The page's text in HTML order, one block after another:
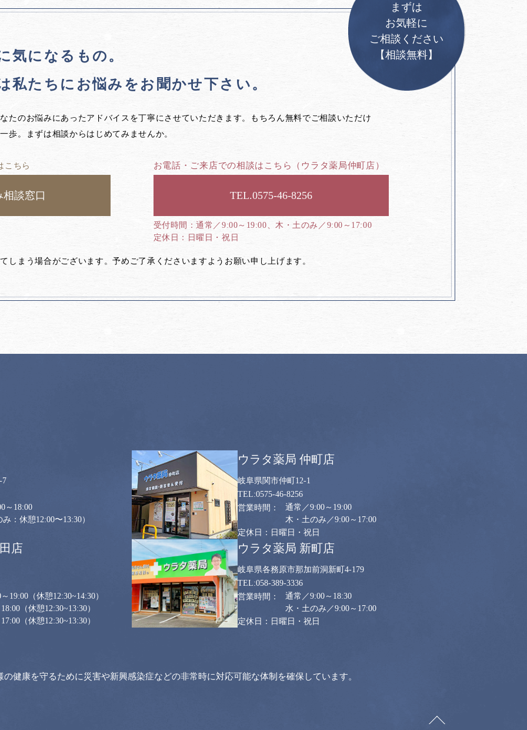
気になるもの。
私たちに お悩みをお聞かせ下さい。
たのお悩みにあったアドバイスを丁寧にさせていただきます。もちろん無料でご相談いただけ
歩。まずは相談からはじめてみませんか。
こちら
談窓口
お電話・ご来店での相談はこちら （ウラタ薬局仲町店）
0575-46-8256
通常／9:00～19:00、木・土のみ／9:00～17:00
日曜日・祝日
まう場合がございます。予めご了承くださいますようお願い申し上げます。
まずは
お気軽に
ご相談ください
【相談無料】
7
～18:00
：休憩12:00〜13:30）
ウラタ薬局 仲町店
岐阜県関市仲町12-1
0575-46-8256
通常／9:00～19:00
木・土のみ／9:00～17:00
日曜日・祝日
店
19:00 （休憩12:30~14:30）
（休憩12:30~13:30）
（休憩12:30~13:30）
ウラタ薬局 新町店
岐阜県各務原市那加前洞新町4-179
058-389-3336
通常／9:00～18:30
水・土のみ／9:00～17:00
日曜日・祝日
健康を守るために災害や新興感染症などの非常時に対応可能な体制を確保しています。